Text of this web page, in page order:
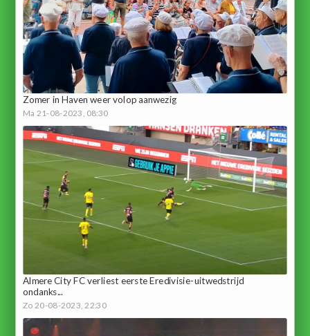
Zomer in Haven weer volop aanwezig
Ma 21-08-2023, 08:30
Almere City FC verliest eerste Eredivisie-uitwedstrijd
ondanks...
Zo 20-08-2023, 22:30